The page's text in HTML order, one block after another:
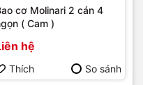
cơ Molinari 2 cán 4
( Cam )
hệ
Thích So sánh